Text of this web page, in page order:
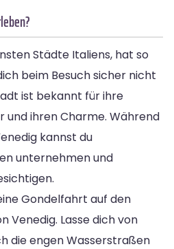
Städte Italiens, hat so
beim Besuch sicher nicht
ist bekannt für ihre
ihren Charme. Während
kannst du
unternehmen und
Gondelfahrt auf den
Venedig. Lasse dich von
die engen Wasserstraßen